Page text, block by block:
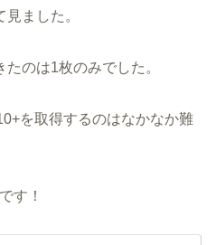
ました。
のは1枚のみでした。
を取得するのはなかなか難
す！